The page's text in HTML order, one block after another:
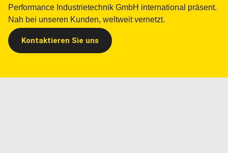
Performance Industrietechnik GmbH international präsent.
Nah bei unseren Kunden, weltweit vernetzt.
Kontaktieren Sie uns